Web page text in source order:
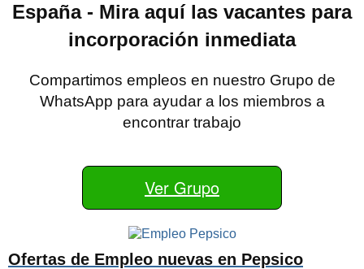
España - Mira aquí las vacantes para
incorporación inmediata
Compartimos empleos en nuestro Grupo de
WhatsApp para ayudar a los miembros a
encontrar trabajo
Ver Grupo
Ofertas de Empleo nuevas en Pepsico